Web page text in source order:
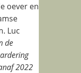
oever en
Luc
de
2022